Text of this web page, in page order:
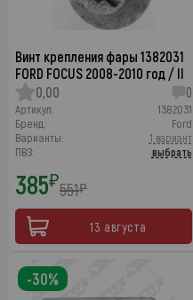
Винт крепления фары 1382031
FORD FOCUS 2008-2010 год / II
0,00
0
Артикул:
1382031
Бренд:
Ford
Варианты:
1 вариант
ПВЗ:
выбрать
385₽551₽
13 августа
-30%